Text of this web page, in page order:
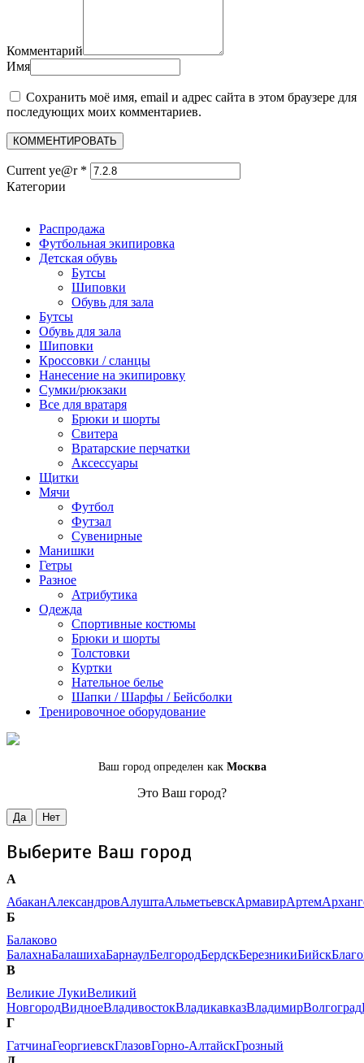
Комментарий
Имя
Сохранить моё имя, email и адрес сайта в этом браузере для
последующих моих комментариев.
Current ye@r *
Категории
Распродажа
Футбольная экипировка
Детская обувь
Бутсы
Шиповки
Обувь для зала
Бутсы
Обувь для зала
Шиповки
Кроссовки / сланцы
Нанесение на экипировку
Сумки/рюкзаки
Все для вратаря
Брюки и шорты
Cвитера
Вратарские перчатки
Аксессуары
Щитки
Мячи
Футбол
Футзал
Сувенирные
Манишки
Гетры
Разное
Атрибутика
Одежда
Спортивные костюмы
Брюки и шорты
Толстовки
Куртки
Нательное белье
Шапки / Шарфы / Бейсболки
Тренировочное оборудование
Ваш город определен как Москва
Это Ваш город?
Да Нет
Выберите Ваш город
А
АбаканАлександровАлуштаАльметьевскАрмавирАртем
Б
Балаково
БалахнаБалашихаБарнаулБелгородБердскБерезникиБийск
В
Великие ЛукиВеликий
НовгородВидноеВладивостокВладикавказВладимирВолгоград
Г
ГатчинаГеоргиевскГлазовГорно-АлтайскГрозный